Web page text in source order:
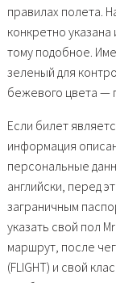
правилах полета.
конкретно
тому подобное.
зеленый для
бежевого цвета —
Если билет
информация
персональные
английски, перед
заграничным
указать свой пол
маршрут, после
(FLIGHT) и свой